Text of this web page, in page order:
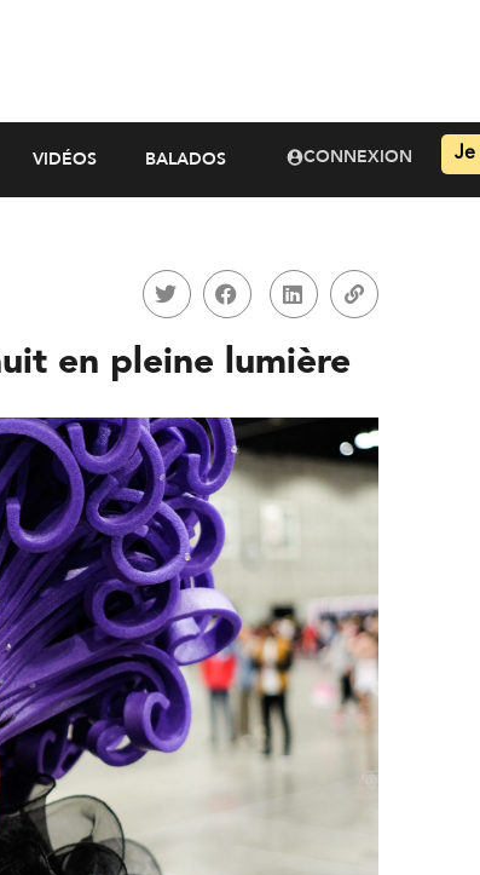
VIDÉOS BALADOS CONNEXION Je
en pleine lumière